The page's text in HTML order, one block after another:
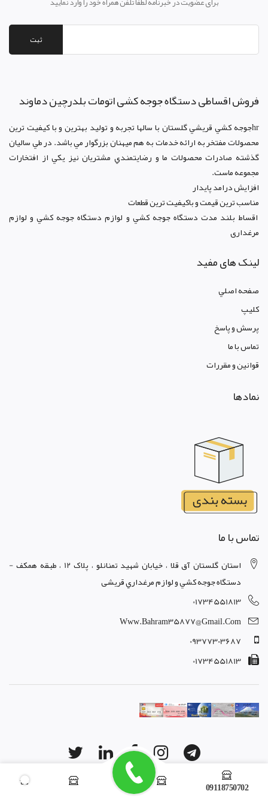
ثبت
فروش اقساطی دستگاه جوجه کشی اتومات بلدرچین دماوند
hrجوجه کشي قريشي گلستان با سالها تجربه و توليد بهترين و با کيفيت ترين
محصولات مفتخر به ارائه خدمات به هم ميهنان بزرگوار مي باشد. در طي ساليان
گذشته صادرات محصولات ما و رضايتمندي مشتريان نيز يکي از افتخارات
مجموعه ماست.
افزايش درامد پايدار
مناسب ترين قيمت و باکيفيت ترين قطعات
اقساط بلند مدت دستگاه جوجه کشي و لوازم دستگاه جوجه کشي و لوازم
مرغداری
لینک های مفید
صفحه اصلي
کليپ
پرسش و پاسخ
تماس با ما
قوانين و مقررات
نمادها
تماس با ما
استان گلستان آق قلا ، خيابان شهيد تمنانلو ، پلاک 12 ، طبقه همکف -
دستگاه جوجه کشي و لوازم مرغداري قریشی
01734551813
Www.bahram35877@gmail.com
09377303687
01734551813
copyright © 2026 powered by www.rashinweb.com09118750702